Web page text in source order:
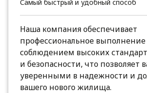
Самый быстрый и удобный способ
Наша компания обеспечивает
профессиональное выполнение
соблюдением высоких
и безопасности, что позволяет
уверенными в надежности и
вашего нового жилища.